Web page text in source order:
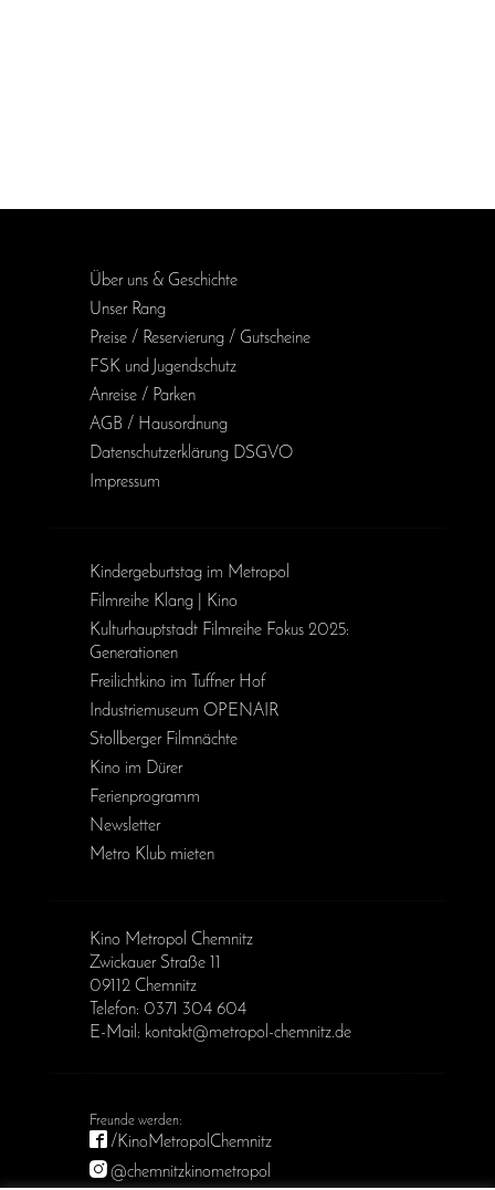
Über uns & Geschichte
Unser Rang
Preise / Reservierung / Gutscheine
FSK und Jugendschutz
Anreise / Parken
AGB / Haus­ordnung
Daten­schutz­erklärung DSGVO
Impressum
Kinder­geburts­tag im Metropol
Filmreihe Klang | Kino
Kulturhauptstadt Filmreihe Fokus 2025:
Generationen
Freilichtkino im Tuffner Hof
Industriemuseum OPENAIR
Stollberger Filmnächte
Kino im Dürer
Ferienprogramm
Newsletter
Metro Klub mieten
Kino Metropol Chemnitz
Zwickauer Straße 11
09112 Chemnitz
Telefon: 0371 304 604
E-Mail: kontakt@metropol-chemnitz.de
/KinoMetropolChemnitz
@chemnitzkinometropol